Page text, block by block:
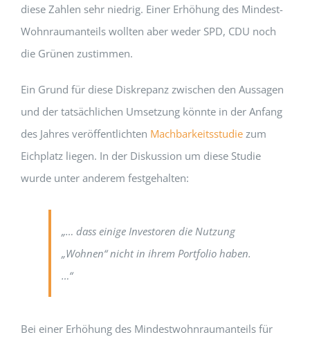
diese Zahlen sehr niedrig. Einer Erhöhung des Mindest-
Wohnraumanteils wollten aber weder SPD, CDU noch
die Grünen zustimmen.
Ein Grund für diese Diskrepanz zwischen den Aussagen
und der tatsächlichen Umsetzung könnte in der Anfang
des Jahres veröffentlichten Machbarkeitsstudie zum
Eichplatz liegen. In der Diskussion um diese Studie
wurde unter anderem festgehalten:
„… dass einige Investoren die Nutzung
„Wohnen“ nicht in ihrem Portfolio haben.
…“
Bei einer Erhöhung des Mindestwohnraumanteils für